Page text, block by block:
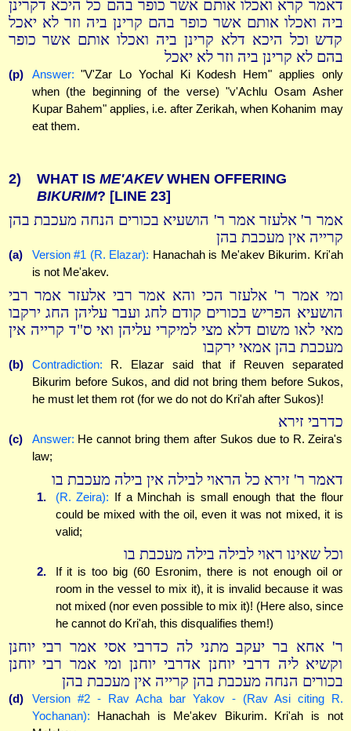
דאמר קרא ואכלו אותם אשר כופר בהם כל היכא דקרינן
ביה ואכלו אותם אשר כופר בהם קרינן ביה וזר לא יאכל
קדש וכל היכא דלא קרינן ביה ואכלו אותם אשר כופר
בהם לא קרינן ביה וזר לא יאכל
(p) Answer: "V'Zar Lo Yochal Ki Kodesh Hem" applies only
when (the beginning of the verse) "v'Achlu Osam Asher
Kupar Bahem" applies, i.e. after Zerikah, when Kohanim may
eat them.
2) WHAT IS ME'AKEVWHEN OFFERING
BIKURIM? [LINE 23]
אמר ר' אלעזר אמר ר' הושעיא בכורים הנחה מעכבת בהן
קרייה אין מעכבת בהן
(a) Version #1 (R. Elazar): Hanachah is Me'akev Bikurim. Kri'ah
is not Me'akev.
ומי אמר ר' אלעזר הכי והא אמר רבי אלעזר אמר רבי
הושעיא הפריש בכורים קודם לחג ועבר עליהן החג ירקבו
מאי לאו משום דלא מצי למיקרי עליהן ואי ס"ד קרייה אין
מעכבת בהן אמאי ירקבו
(b) Contradiction: R. Elazar said that if Reuven separated
Bikurim before Sukos, and did not bring them before Sukos,
he must let them rot (for we do not do Kri'ah after Sukos)!
כדרבי זירא
(c) Answer: He cannot bring them after Sukos due to R. Zeira's
law;
דאמר ר' זירא כל הראוי לבילה אין בילה מעכבת בו
1. (R. Zeira): If a Minchah is small enough that the flour
could be mixed with the oil, even it was not mixed, it is
valid;
וכל שאינו ראוי לבילה בילה מעכבת בו
2.
If it is too big (60 Esronim, there is not enough oil or
room in the vessel to mix it), it is invalid because it was
not mixed (nor even possible to mix it)! (Here also, since
he cannot do Kri'ah, this disqualifies them!)
ר' אחא בר יעקב מתני לה כדרבי אסי אמר רבי יוחנן
וקשיא ליה דרבי יוחנן אדרבי יוחנן ומי אמר רבי יוחנן
בכורים הנחה מעכבת בהן קרייה אין מעכבת בהן
(d)
Version #2 - Rav Acha bar Yakov - (Rav Asi citing R.
Yochanan): Hanachah is Me'akev Bikurim. Kri'ah is not